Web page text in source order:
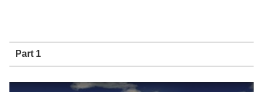
Part 1